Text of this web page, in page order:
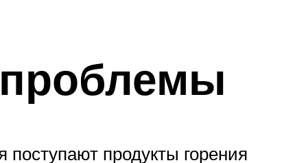
проблемы
поступают продукты горения